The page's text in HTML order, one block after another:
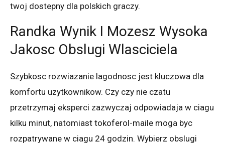
twoj dostepny dla polskich graczy.
Randka Wynik I Mozesz Wysoka
Jakosc Obslugi Wlasciciela
Szybkosc rozwiazanie lagodnosc jest kluczowa dla
komfortu uzytkownikow. Czy czy nie czatu
przetrzymaj eksperci zazwyczaj odpowiadaja w ciagu
kilku minut, natomiast tokoferol-maile moga byc
rozpatrywane w ciagu 24 godzin. Wybierz obslugi